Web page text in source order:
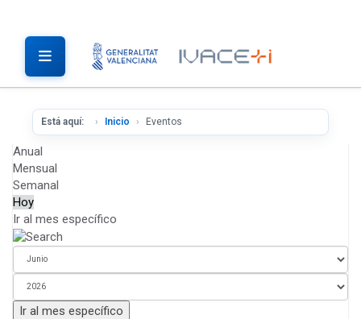
Está aquí: Inicio Eventos
Anual
Mensual
Semanal
Hoy
Ir al mes específico
Ir al mes específico